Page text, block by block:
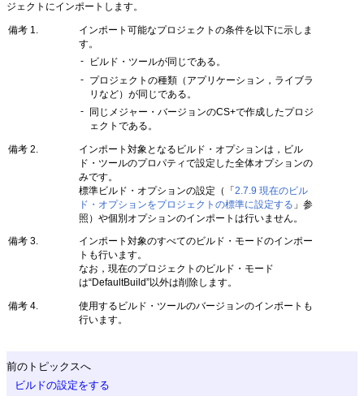
ジェクトにインポートします。
備考 1.
インポート可能なプロジェクトの条件を以下に示しま
す。
-
ビルド・ツールが同じである。
- プロジェクトの種類（アプリケーション，ライブラ
リなど）が同じである。
-
同じメジャー・バージョンのCS+で作成したプロジ
ェクトである。
備考 2.
インポート対象となるビルド・オプションは，ビル
ド・ツールのプロパティで設定した全体オプションの
みです。
標準ビルド・オプションの設定（「2.7.9 現在のビル
ド・オプションをプロジェクトの標準に設定する 」参
照）や個別オプションのインポートは行いません。
備考 3.
インポート対象のすべてのビルド・モードのインポー
トも行います。
なお，現在のプロジェクトのビルド・モード
は“DefaultBuild”以外は削除します。
備考 4.
使用するビルド・ツールのバージョンのインポートも
行います。
前のトピックスへ
ビルドの設定をする